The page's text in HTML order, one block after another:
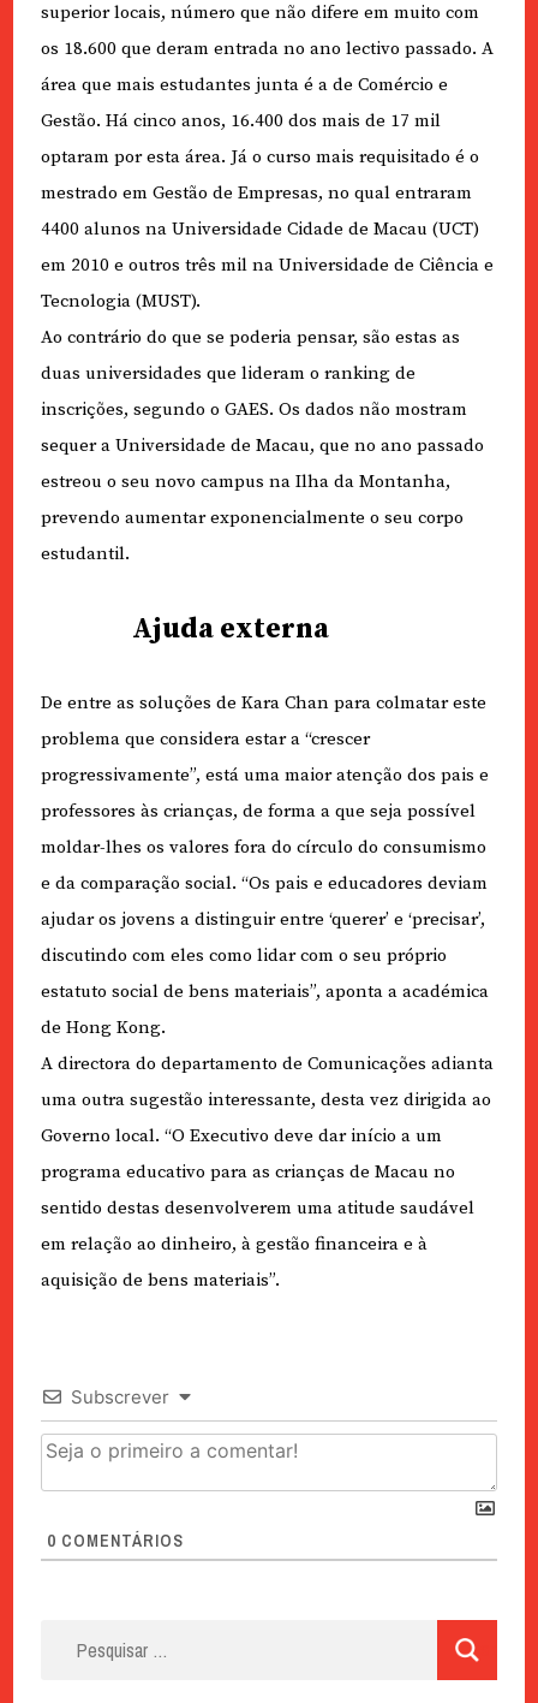
superior locais, número que não difere em muito com
os 18.600 que deram entrada no ano lectivo passado. A
área que mais estudantes junta é a de Comércio e
Gestão. Há cinco anos, 16.400 dos mais de 17 mil
optaram por esta área. Já o curso mais requisitado é o
mestrado em Gestão de Empresas, no qual entraram
4400 alunos na Universidade Cidade de Macau (UCT)
em 2010 e outros três mil na Universidade de Ciência e
Tecnologia (MUST).
Ao contrário do que se poderia pensar, são estas as
duas universidades que lideram o ranking de
inscrições, segundo o GAES. Os dados não mostram
sequer a Universidade de Macau, que no ano passado
estreou o seu novo campus na Ilha da Montanha,
prevendo aumentar exponencialmente o seu corpo
estudantil.
Ajuda externa
De entre as soluções de Kara Chan para colmatar este
problema que considera estar a “crescer
progressivamente”, está uma maior atenção dos pais e
professores às crianças, de forma a que seja possível
moldar-lhes os valores fora do círculo do consumismo
e da comparação social. “Os pais e educadores deviam
ajudar os jovens a distinguir entre ‘querer’ e ‘precisar’,
discutindo com eles como lidar com o seu próprio
estatuto social de bens materiais”, aponta a académica
de Hong Kong.
A directora do departamento de Comunicações adianta
uma outra sugestão interessante, desta vez dirigida ao
Governo local. “O Executivo deve dar início a um
programa educativo para as crianças de Macau no
sentido destas desenvolverem uma atitude saudável
em relação ao dinheiro, à gestão financeira e à
aquisição de bens materiais”.
Subscrever
0 COMENTÁRIOS